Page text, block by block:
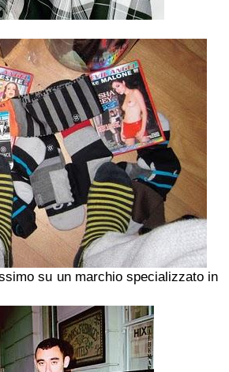
su un marchio specializzato in